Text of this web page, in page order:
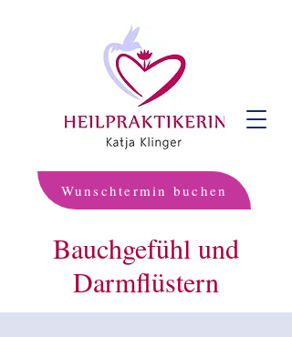
Wunschtermin buchen
Bauchgefühl und
Darmflüstern